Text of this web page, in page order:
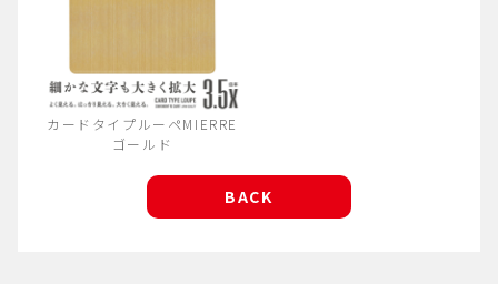
カードタイプルーペMIERRE
ゴールド
BACK